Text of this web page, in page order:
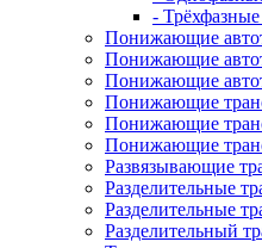
-
Понижающие
Понижающие
Понижающие
Понижающие
Понижающие
Понижающие
Развязывающие
Разделительные
Разделительные
Разделительный